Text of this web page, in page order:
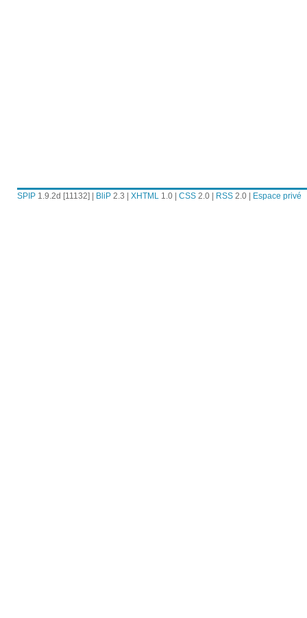
SPIP1.9.2d [11132] | BliP2.3 | XHTML1.0 | CSS2.0 | RSS2.0 | Espace privé